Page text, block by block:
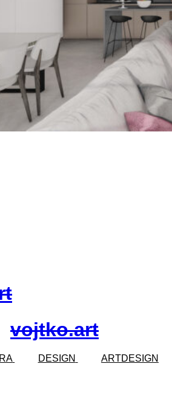
ㅤvojtko.artㅤ
DESIGN
ARTDESIGN